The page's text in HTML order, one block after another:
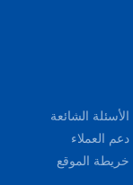
الأسئلة الشائعة
دعم العملاء
خريطة الموقع